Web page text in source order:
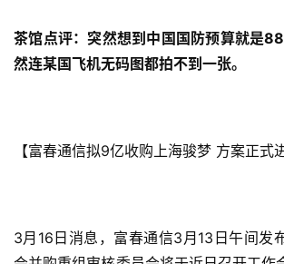
游
界
游
戏
茶馆点评：突然想到中国国防预算就是
然连某国飞机无码图都拍不到一张。
【富春通信拟9亿收购上海骏梦 方案正式
3月16日消息，富春通信3月13日午间发